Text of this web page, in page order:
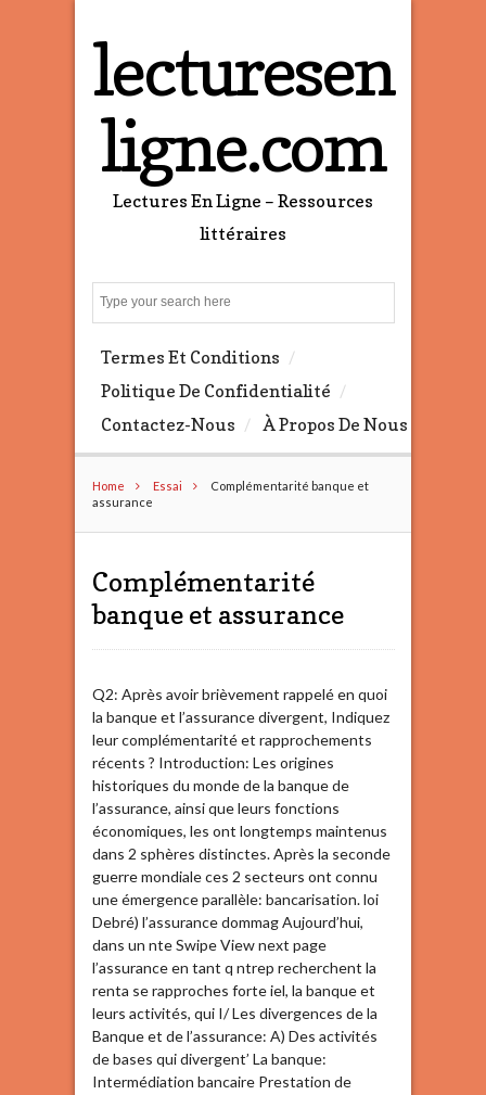
lecturesen
ligne.com
Lectures En Ligne – Ressources
littéraires
e
Termes Et Conditions
Politique De Confidentialité
Contactez-Nous
À Propos De Nous
Home Essai
Complémentarité banque et
assurance
Complémentarité
banque et assurance
Q2: Après avoir brièvement rappelé en quoi
la banque et l’assurance divergent, Indiquez
leur complémentarité et rapprochements
récents ? Introduction: Les origines
historiques du monde de la banque de
l’assurance, ainsi que leurs fonctions
économiques, les ont longtemps maintenus
dans 2 sphères distinctes. Après la seconde
guerre mondiale ces 2 secteurs ont connu
une émergence parallèle: bancarisation. loi
Debré) l’assurance dommag Aujourd’hui,
dans un nte Swipe View next page
l’assurance en tant q ntrep recherchent la
renta se rapproches forte iel, la banque et
leurs activités, qui I/ Les divergences de la
Banque et de l’assurance: A) Des activités
de bases qui divergent’ La banque:
Intermédiation bancaire Prestation de